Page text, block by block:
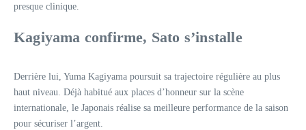
presque clinique.
Kagiyama confirme, Sato s’installe
Derrière lui, Yuma Kagiyama poursuit sa trajectoire régulière au plus
haut niveau. Déjà habitué aux places d’honneur sur la scène
internationale, le Japonais réalise sa meilleure performance de la saison
pour sécuriser l’argent.